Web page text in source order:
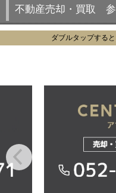
不動産売却・買取
ダブルタップする